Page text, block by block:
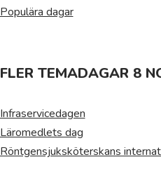
Populära dagar
FLER TEMADAGAR 8
Infraservicedagen
Läromedlets dag
Röntgensjuksköterskans